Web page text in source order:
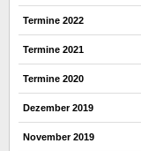
Termine 2022
Termine 2021
Termine 2020
Dezember 2019
November 2019